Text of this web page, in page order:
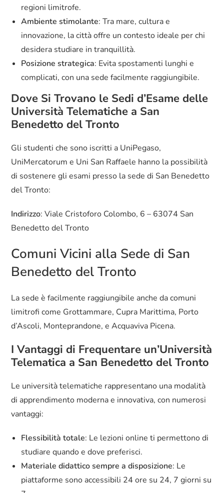
regioni limitrofe.
Ambiente stimolante: Tra mare, cultura e
innovazione, la città offre un contesto ideale per chi
desidera studiare in tranquillità.
Posizione strategica: Evita spostamenti lunghi e
complicati, con una sede facilmente raggiungibile.
Dove Si Trovano le Sedi d’Esame delle
Università Telematiche a San
Benedetto del Tronto
Gli studenti che sono iscritti a UniPegaso,
UniMercatorum e Uni San Raffaele hanno la possibilità
di sostenere gli esami presso la sede di San Benedetto
del Tronto:
Indirizzo: Viale Cristoforo Colombo, 6 – 63074 San
Benedetto del Tronto
Comuni Vicini alla Sede di San
Benedetto del Tronto
La sede è facilmente raggiungibile anche da comuni
limitrofi come Grottammare, Cupra Marittima, Porto
d’Ascoli, Monteprandone, e Acquaviva Picena.
I Vantaggi di Frequentare un’Università
Telematica a San Benedetto del Tronto
Le università telematiche rappresentano una modalità
di apprendimento moderna e innovativa, con numerosi
vantaggi:
Flessibilità totale: Le lezioni online ti permettono di
studiare quando e dove preferisci.
Materiale didattico sempre a disposizione: Le
piattaforme sono accessibili 24 ore su 24, 7 giorni su